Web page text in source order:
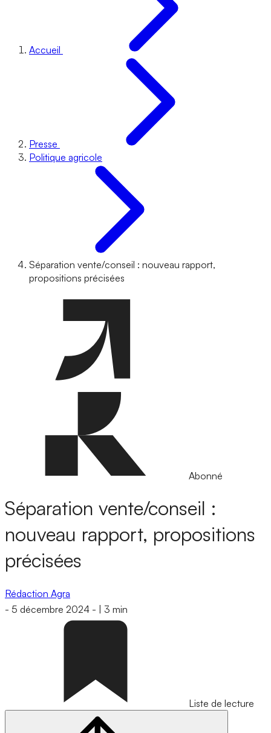
Accueil
Presse
Politique agricole
Séparation vente/conseil : nouveau rapport,
propositions précisées
Abonné
Séparation vente/conseil :
nouveau rapport, propositions
précisées
Rédaction Agra
- 5 décembre 2024 - 3 min
Liste de lecture